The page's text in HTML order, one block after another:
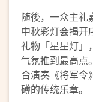
随後，一众主礼
中秋彩灯会揭开
礼物「星星灯」
气氛推到最高点
合演奏《将军令
礡的传统乐章。